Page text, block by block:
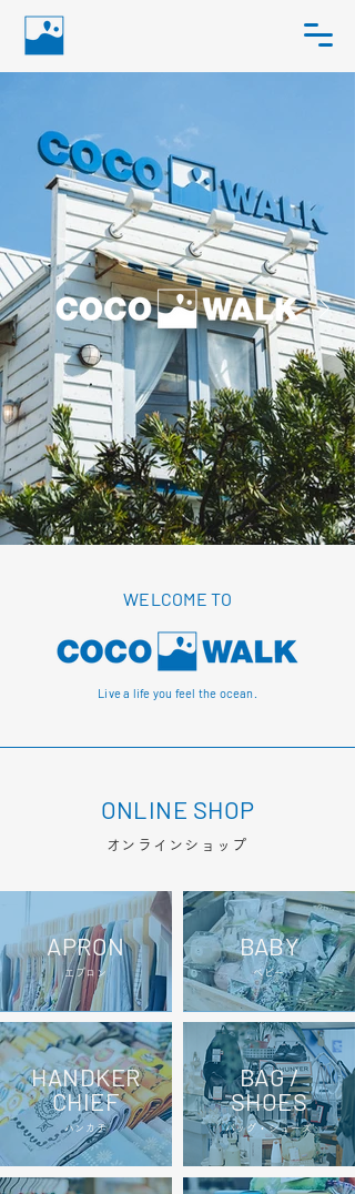
WELCOME TO
Live a life you feel the ocean.
ONLINE SHOP
​オンラインショップ
APRON
エプロン
HANDKER
CHIEF
​ハンカチ
BABY
ベビー
BAG /
SHOES
​バッグ・シューズ